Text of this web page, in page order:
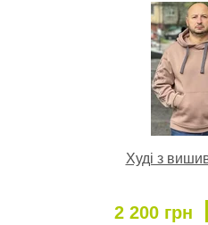
Худі з
2 200 грн